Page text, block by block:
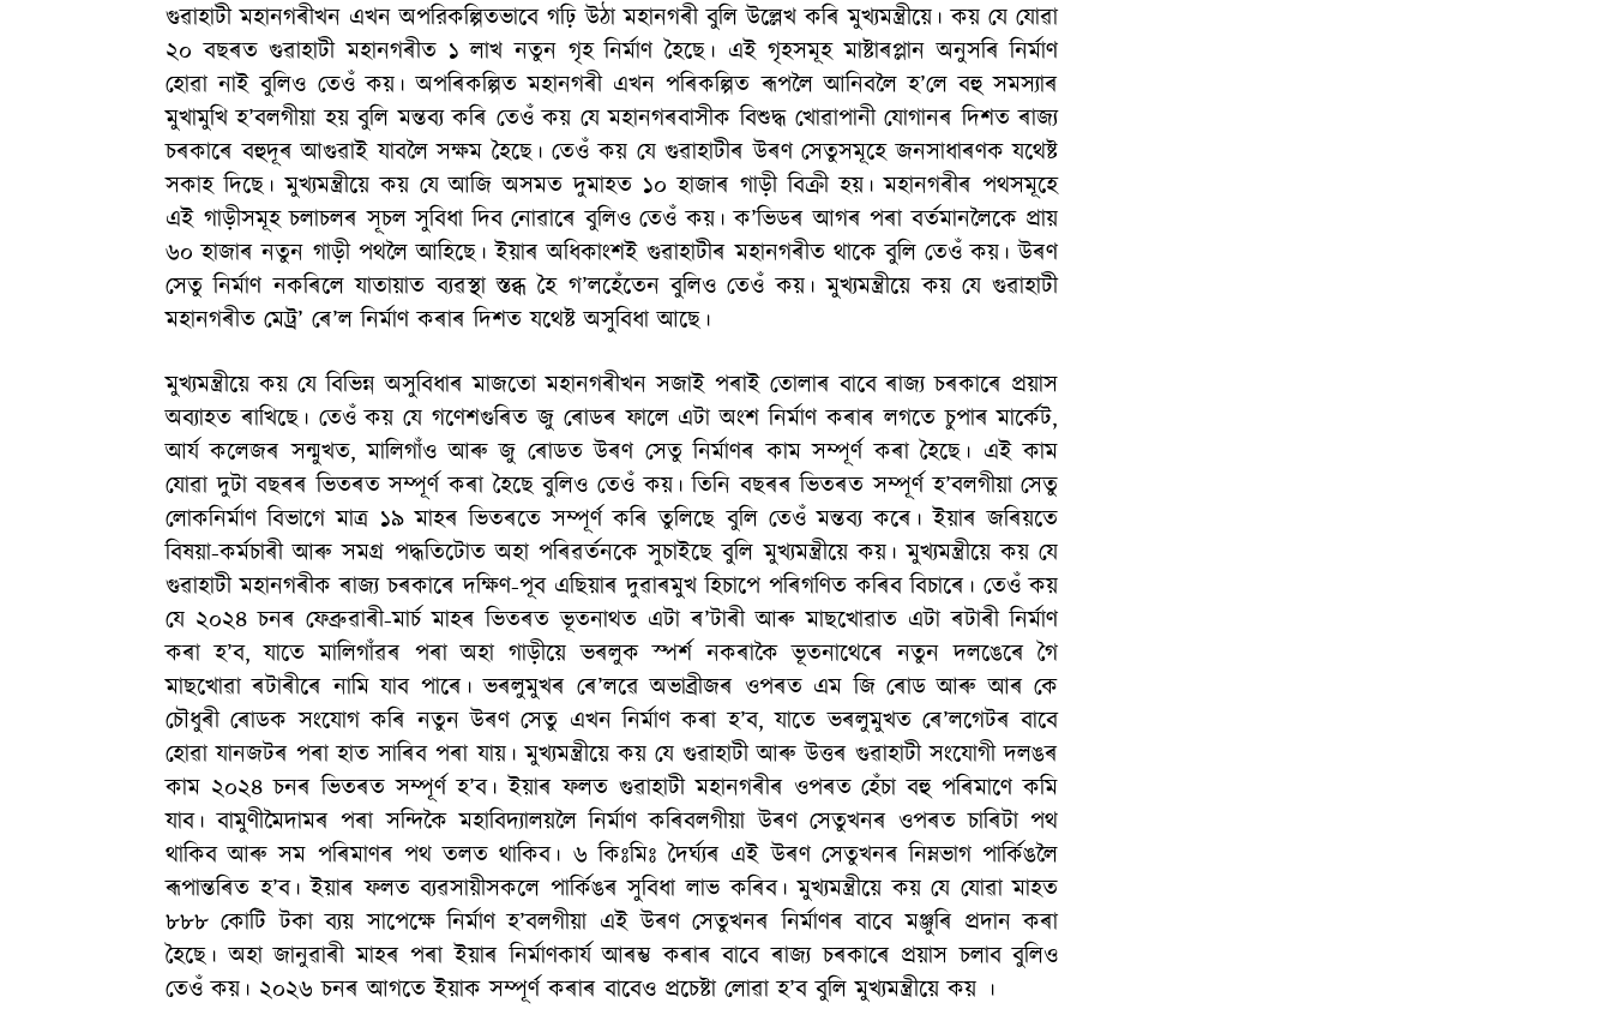
গুৱাহাটী মহানগৰীখন এখন অপরিকল্পিতভাবে গঢ়ি উঠা মহানগৰী বুলি উল্লেখ কৰি মুখ্যমন্ত্ৰীয়ে। কয় যে যোৱা
২০ বছৰত গুৱাহাটী মহানগৰীত ১ লাখ নতুন গৃহ নির্মাণ হৈছে। এই গৃহসমূহ মাষ্টাৰপ্লান অনুসৰি নিৰ্মাণ
হোৱা নাই বুলিও তেওঁ কয়। অপৰিকল্পিত মহানগৰী এখন পৰিকল্পিত ৰূপলৈ আনিবলৈ হ’লে বহু সমস্যাৰ
মুখামুখি হ’বলগীয়া হয় বুলি মন্তব্য কৰি তেওঁ কয় যে মহানগৰবাসীক বিশুদ্ধ খোৱাপানী যোগানৰ দিশত ৰাজ্য
চৰকাৰে বহুদূৰ আগুৱাই যাবলৈ সক্ষম হৈছে। তেওঁ কয় যে গুৱাহাটীৰ উৰণ সেতুসমূহে জনসাধাৰণক যথেষ্ট
সকাহ দিছে। মুখ্যমন্ত্ৰীয়ে কয় যে আজি অসমত দুমাহত ১০ হাজাৰ গাড়ী বিক্ৰী হয়। মহানগৰীৰ পথসমূহে
এই গাড়ীসমূহ চলাচলৰ সূচল সুবিধা দিব নোৱাৰে বুলিও তেওঁ কয়। ক’ভিডৰ আগৰ পৰা বৰ্তমানলৈকে প্ৰায়
৬০ হাজাৰ নতুন গাড়ী পথলৈ আহিছে। ইয়াৰ অধিকাংশই গুৱাহাটীৰ মহানগৰীত থাকে বুলি তেওঁ কয়। উৰণ
সেতু নির্মাণ নকৰিলে যাতায়াত ব্যৱস্থা স্তব্ধ হৈ গ’লহেঁতেন বুলিও তেওঁ কয়। মুখ্যমন্ত্ৰীয়ে কয় যে গুৱাহাটী
মহানগৰীত মেট্ৰ’ ৰে’ল নিৰ্মাণ কৰাৰ দিশত যথেষ্ট অসুবিধা আছে।
মুখ্যমন্ত্রীয়ে কয় যে বিভিন্ন অসুবিধাৰ মাজতো মহানগৰীখন সজাই পৰাই তোলাৰ বাবে ৰাজ্য চৰকাৰে প্ৰয়াস
অব্যাহত ৰাখিছে। তেওঁ কয় যে গণেশগুৰিত জু ৰোডৰ ফালে এটা অংশ নিৰ্মাণ কৰাৰ লগতে চুপাৰ মাৰ্কেট,
আৰ্য কলেজৰ সন্মুখত, মালিগাঁও আৰু জু ৰোডত উৰণ সেতু নিৰ্মাণৰ কাম সম্পূর্ণ কৰা হৈছে। এই কাম
যোৱা দুটা বছৰৰ ভিতৰত সম্পূৰ্ণ কৰা হৈছে বুলিও তেওঁ কয়। তিনি বছৰৰ ভিতৰত সম্পূৰ্ণ হ’বলগীয়া সেতু
লোকনির্মাণ বিভাগে মাত্র ১৯ মাহৰ ভিতৰতে সম্পূৰ্ণ কৰি তুলিছে বুলি তেওঁ মন্তব্য কৰে। ইয়াৰ জৰিয়তে
বিষয়া-কৰ্মচাৰী আৰু সমগ্র পদ্ধতিটোত অহা পৰিৱৰ্তনকে সুচাইছে বুলি মুখ্যমন্ত্ৰীয়ে কয়। মুখ্যমন্ত্রীয়ে কয় যে
গুৱাহাটী মহানগৰীক ৰাজ্য চৰকাৰে দক্ষিণ-পূব এছিয়াৰ দুৱাৰমুখ হিচাপে পৰিগণিত কৰিব বিচাৰে। তেওঁ কয়
যে ২০২৪ চনৰ ফেব্ৰুৱাৰী-মার্চ মাহৰ ভিতৰত ভূতনাথত এটা ৰ’টাৰী আৰু মাছখোৱাত এটা ৰটাৰী নিৰ্মাণ
কৰা হ’ব, যাতে মালিগাঁৱৰ পৰা অহা গাড়ীয়ে ভৰলুক স্পর্শ নকৰাকৈ ভূতনাথেৰে নতুন দলঙেৰে গৈ
মাছখোৱা ৰটাৰীৰে নামি যাব পাৰে। ভৰলুমুখৰ ৰে’লৱে অভাব্ৰীজৰ ওপৰত এম জি ৰোড আৰু আৰ কে
চৌধুৰী ৰোডক সংযোগ কৰি নতুন উৰণ সেতু এখন নিৰ্মাণ কৰা হ’ব, যাতে ভৰলুমুখত ৰে’লগেটৰ বাবে
হোৱা যানজটৰ পৰা হাত সাৰিব পৰা যায়। মুখ্যমন্ত্ৰীয়ে কয় যে গুৱাহাটী আৰু উত্তৰ গুৱাহাটী সংযোগী দলঙৰ
কাম ২০২৪ চনৰ ভিতৰত সম্পূৰ্ণ হ’ব। ইয়াৰ ফলত গুৱাহাটী মহানগৰীৰ ওপৰত হেঁচা বহু পৰিমাণে কমি
যাব। বামুণীমৈদামৰ পৰা সন্দিকৈ মহাবিদ্যালয়লৈ নিৰ্মাণ কৰিবলগীয়া উৰণ সেতুখনৰ ওপৰত চাৰিটা পথ
থাকিব আৰু সম পৰিমাণৰ পথ তলত থাকিব। ৬ কিঃমিঃ দৈৰ্ঘ্যৰ এই উৰণ সেতুখনৰ নিম্নভাগ পার্কিঙলৈ
ৰূপান্তৰিত হ’ব। ইয়াৰ ফলত ব্যৱসায়ীসকলে পাৰ্কিঙৰ সুবিধা লাভ কৰিব। মুখ্যমন্ত্ৰীয়ে কয় যে যোৱা মাহত
৮৮৮ কোটি টকা ব্যয় সাপেক্ষে নির্মাণ হ’বলগীয়া এই উৰণ সেতুখনৰ নিৰ্মাণৰ বাবে মঞ্জুৰি প্ৰদান কৰা
হৈছে। অহা জানুৱাৰী মাহৰ পৰা ইয়াৰ নিৰ্মাণকাৰ্য আৰম্ভ কৰাৰ বাবে ৰাজ্য চৰকাৰে প্ৰয়াস চলাব বুলিও
তেওঁ কয়। ২০২৬ চনৰ আগতে ইয়াক সম্পূৰ্ণ কৰাৰ বাবেও প্ৰচেষ্টা লোৱা হ’ব বুলি মুখ্যমন্ত্রীয়ে কয় ।